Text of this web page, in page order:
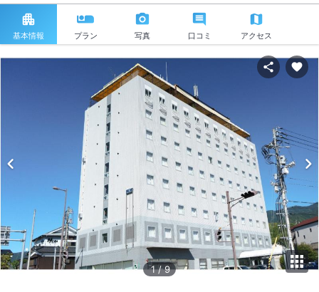
基本情報 プラン 写真 口コミ アクセス
1 /9